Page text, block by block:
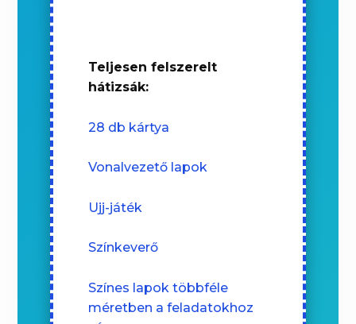
Teljesen felszerelt
hátizsák:
28 db kártya
Vonalvezető lapok
Ujj-játék
Színkeverő
Színes lapok többféle
méretben a feladatokhoz